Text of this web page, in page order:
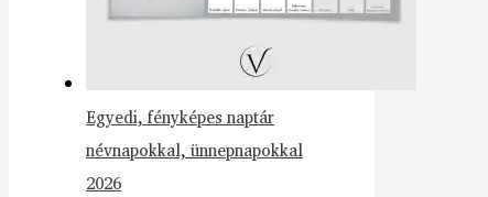
Egyedi, fényképes naptár
névnapokkal, ünnepnapokkal
2026